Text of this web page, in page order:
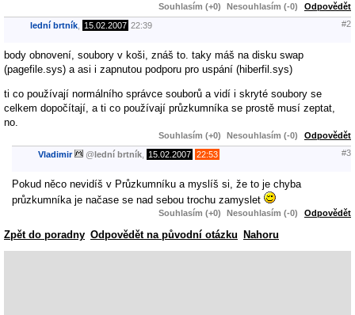
Souhlasím (+0) Nesouhlasím (-0) Odpovědět
lední brtník 15.02.2007 22:39 #2
body obnovení, soubory v koši, znáš to. taky máš na disku swap
(pagefile.sys) a asi i zapnutou podporu pro uspání (hiberfil.sys)
ti co používají normálního správce souborů a vidí i skryté soubory se
celkem dopočítají, a ti co používají průzkumníka se prostě musí zeptat,
no.
Souhlasím (+0) Nesouhlasím (-0) Odpovědět
Vladimir @lední brtník 15.02.2007 22:53 #3
Pokud něco nevidíš v Průzkumníku a myslíš si, že to je chyba
průzkumníka je načase se nad sebou trochu zamyslet
Souhlasím (+0) Nesouhlasím (-0) Odpovědět
Zpět do poradny Odpovědět na původní otázku Nahoru